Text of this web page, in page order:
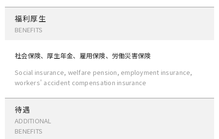
福利厚生
BENEFITS
社会保険、厚生年金、雇用保険、労働災害保険
Social insurance, welfare pension, employment insurance,
workers' accident compensation insurance
待遇
ADDITIONAL
BENEFITS